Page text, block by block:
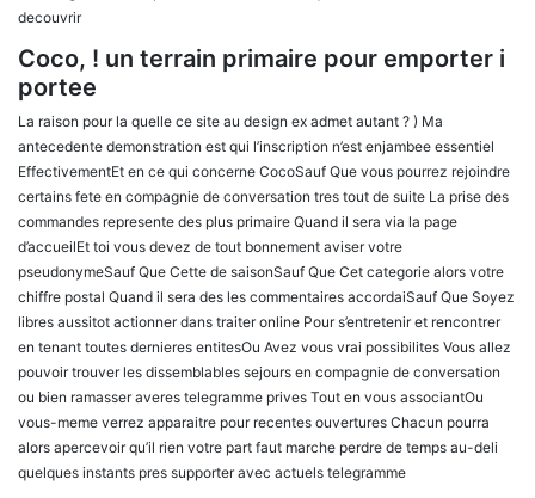
decouvrir
Coco, ! un terrain primaire pour emporter i
portee
La raison pour la quelle ce site au design ex admet autant ? ) Ma
antecedente demonstration est qui l’inscription n’est enjambee essentiel
EffectivementEt en ce qui concerne CocoSauf Que vous pourrez rejoindre
certains fete en compagnie de conversation tres tout de suite La prise des
commandes represente des plus primaire Quand il sera via la page
d’accueilEt toi vous devez de tout bonnement aviser votre
pseudonymeSauf Que Cette de saisonSauf Que Cet categorie alors votre
chiffre postal Quand il sera des les commentaires accordaiSauf Que Soyez
libres aussitot actionner dans traiter online Pour s’entretenir et rencontrer
en tenant toutes dernieres entitesOu Avez vous vrai possibilites Vous allez
pouvoir trouver les dissemblables sejours en compagnie de conversation
ou bien ramasser averes telegramme prives Tout en vous associantOu
vous-meme verrez apparaitre pour recentes ouvertures Chacun pourra
alors apercevoir qu’il rien votre part faut marche perdre de temps au-deli
quelques instants pres supporter avec actuels telegramme